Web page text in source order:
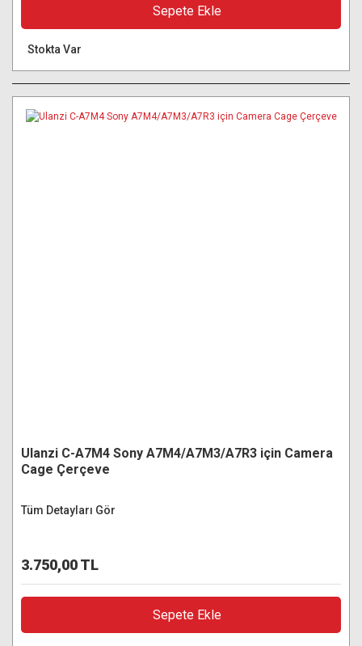
Sepete Ekle
Stokta Var
Ulanzi C-A7M4 Sony A7M4/A7M3/A7R3 için Camera
Cage Çerçeve
Tüm Detayları Gör
3.750,00 TL
Sepete Ekle